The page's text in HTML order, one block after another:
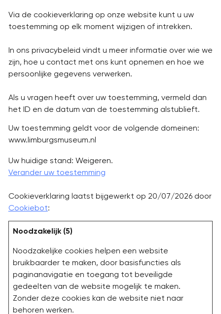
Via de cookieverklaring op onze website kunt u uw
toestemming op elk moment wijzigen of intrekken.
In ons privacybeleid vindt u meer informatie over wie we
zijn, hoe u contact met ons kunt opnemen en hoe we
persoonlijke gegevens verwerken.
Als u vragen heeft over uw toestemming, vermeld dan
het ID en de datum van de toestemming alstublieft.
Uw toestemming geldt voor de volgende domeinen:
www.limburgsmuseum.nl
Uw huidige stand: Weigeren.
Verander uw toestemming
Cookieverklaring laatst bijgewerkt op 20/07/2026 door
Cookiebot:
Noodzakelijk (5)
Noodzakelijke cookies helpen een website
bruikbaarder te maken, door basisfuncties als
paginanavigatie en toegang tot beveiligde
gedeelten van de website mogelijk te maken.
Zonder deze cookies kan de website niet naar
behoren werken.